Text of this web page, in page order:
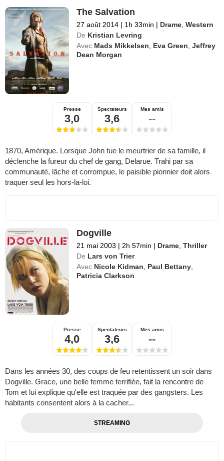
The Salvation
27 août 2014 | 1h 33min | Drame ,Western
De Kristian Levring
Avec Mads Mikkelsen Eva Green ,Jeffrey
Dean Morgan
Presse
3,0
Spectateurs
3,6
Mes amis
--
1870, Amérique. Lorsque John tue le meurtrier de sa famille, il
déclenche la fureur du chef de gang, Delarue. Trahi par sa
communauté, lâche et corrompue, le paisible pionnier doit alors
traquer seul les hors-la-loi.
Dogville
21 mai 2003 | 2h 57min | Drame ,Thriller
De Lars von Trier
Avec Nicole Kidman Paul Bettany
Patricia Clarkson
Presse
4,0
Spectateurs
3,6
Mes amis
--
Dans les années 30, des coups de feu retentissent un soir dans
Dogville. Grace, une belle femme terrifiée, fait la rencontre de
Tom et lui explique qu'elle est traquée par des gangsters. Les
habitants consentent alors à la cacher...
STREAMING